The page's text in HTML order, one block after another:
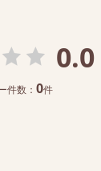
0.0
件数： 0件